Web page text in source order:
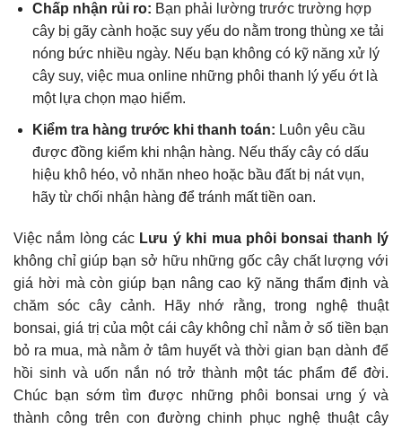
Chấp nhận rủi ro: Bạn phải lường trước trường hợp
cây bị gãy cành hoặc suy yếu do nằm trong thùng xe tải
nóng bức nhiều ngày. Nếu bạn không có kỹ năng xử lý
cây suy, việc mua online những phôi thanh lý yếu ớt là
một lựa chọn mạo hiểm.
Kiểm tra hàng trước khi thanh toán: Luôn yêu cầu
được đồng kiểm khi nhận hàng. Nếu thấy cây có dấu
hiệu khô héo, vỏ nhăn nheo hoặc bầu đất bị nát vụn,
hãy từ chối nhận hàng để tránh mất tiền oan.
Việc nắm lòng các Lưu ý khi mua phôi bonsai thanh lý
không chỉ giúp bạn sở hữu những gốc cây chất lượng với
giá hời mà còn giúp bạn nâng cao kỹ năng thẩm định và
chăm sóc cây cảnh. Hãy nhớ rằng, trong nghệ thuật
bonsai, giá trị của một cái cây không chỉ nằm ở số tiền bạn
bỏ ra mua, mà nằm ở tâm huyết và thời gian bạn dành để
hồi sinh và uốn nắn nó trở thành một tác phẩm để đời.
Chúc bạn sớm tìm được những phôi bonsai ưng ý và
thành công trên con đường chinh phục nghệ thuật cây